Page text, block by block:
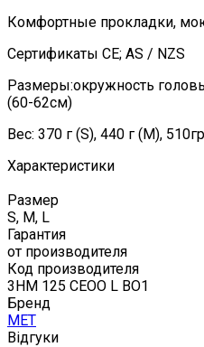
Комфортные прокладки,
Сертификаты CE; AS / NZS
Размеры:окружность
(60-62см)
Вес: 370 г (S), 440 г (M),
Характеристики
Размер
S, M, L
Гарантия
от производителя
Код производителя
3HM 125 CEOO L BO1
Бренд
MET
Відгуки